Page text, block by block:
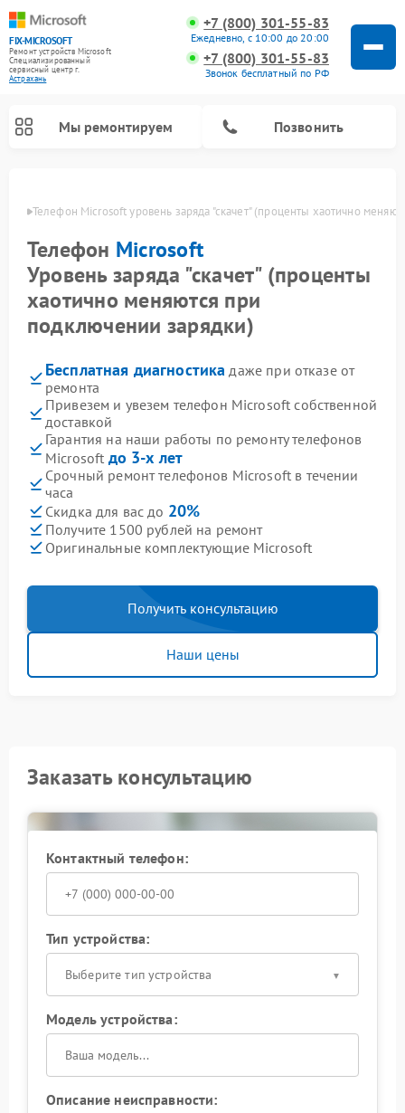
FIX-MICROSOFT
Ремонт устройств Microsoft
Специализированный
cервисный центр г.
Астрахань
+7 (800) 301-55-83
Ежедневно, с 10:00 до 20:00
+7 (800) 301-55-83
Звонок бесплатный по РФ
Мы ремонтируем Позвонить
Телефон Microsoft уровень заряда "скачет" (проценты хаотично
Телефон Microsoft
Уровень заряда "скачет" (проценты
хаотично меняются при
подключении зарядки)
Бесплатная диагностика даже при отказе от
ремонта
Привезем и увезем телефон Microsoft собственной
доставкой
Гарантия на наши работы по ремонту телефонов
Microsoft до 3-х лет
Срочный ремонт телефонов Microsoft в течении
часа
Скидка для вас до 20%
Получите 1500 рублей на ремонт
Оригинальные комплектующие Microsoft
Получить консультацию
Наши цены
Заказать консультацию
Контактный телефон:
Тип устройства:
Выберите тип устройства
Модель устройства:
Описание неисправности: